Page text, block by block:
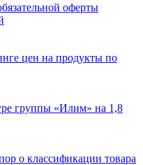
оферты
цен на продукты по
группы «Илим» на 1,8
о классификации товара